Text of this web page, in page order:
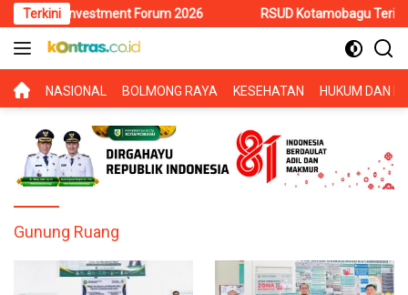
Langsung
ke
konten
Terkini
Investment Forum 2026 RSUD Kotamobagu Terima
BERANDA
NASIONAL BOLMONG RAYA KESEHATAN HUKUM DAN
Gunung Ruang